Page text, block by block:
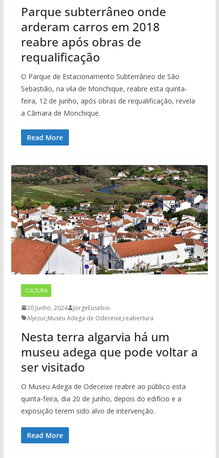
Parque subterrâneo onde
arderam carros em 2018
reabre após obras de
requalificação
O Parque de Estacionamento Subterrâneo de São
Sebastião, na vila de Monchique, reabre esta quinta-
feira, 12 de junho, após obras de requalificação, revela
a Câmara de Monchique.
Read More
CULTURA
20 Junho, 2024
JorgeEusebio
Aljezur,Museu Adega de Odeceixe,reabertura
Nesta terra algarvia há um
museu adega que pode voltar a
ser visitado
O Museu Adega de Odeceixe reabre ao público esta
quinta-feira, dia 20 de junho, depois do edifício e a
exposição terem sido alvo de intervenção.
Read More